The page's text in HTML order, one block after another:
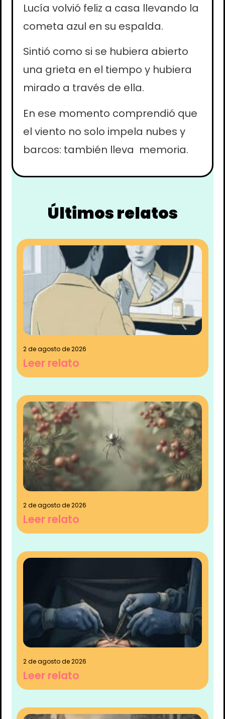
Lucía volvió feliz a casa llevando la
cometa azul en su espalda.
Sintió como si se hubiera abierto
una grieta en el tiempo y hubiera
mirado a través de ella.
En ese momento comprendió que
el viento no solo impela nubes y
barcos: también lleva memoria.
Últimos relatos
2 de agosto de 2026
Leer relato
2 de agosto de 2026
Leer relato
2 de agosto de 2026
Leer relato